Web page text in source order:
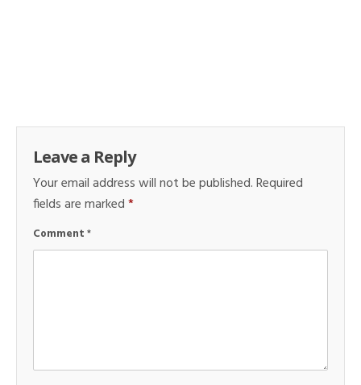
Leave a Reply
Your email address will not be published.Required
fields are marked*
Comment*